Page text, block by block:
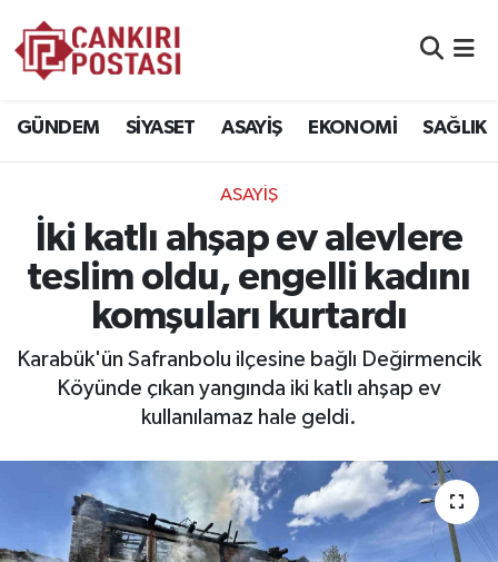
GÜNDEM SİYASET ASAYİŞ EKONOMİ SAĞLIK
ASAYİŞ
İki katlı ahşap ev alevlere
teslim oldu, engelli kadını
komşuları kurtardı
Karabük'ün Safranbolu ilçesine bağlı Değirmencik
Köyünde çıkan yangında iki katlı ahşap ev
kullanılamaz hale geldi.
EKONOMİ
SAĞLIK
SPOR
YAŞAM
ÇEVRE
Trafik Durumu
Süper Lig Puan Durumu ve Fikstür
Tüm Manşetler
Son Dakika Haberleri
Haber Arşivi